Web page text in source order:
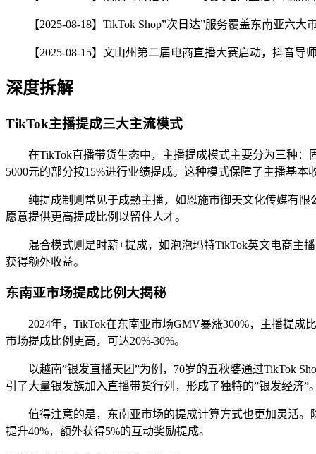
【2025-08-18】TikTok Shop”次日达”服务覆盖东南亚六
【2025-08-15】文山州第二届电商直播大赛启动，抖音
深度拆解
TikTok主播提成三大主流模式
在TikTok直播带货生态中，主播提成模式主要分为三种
5000元的部分按15%进行业绩提成。这种模式保障了主播基
纯提成制则常见于成熟主播，如恩施市御天文化传媒有
愿意提供更高提成比例以留住人才。
混合模式则是时薪+提成，如泡泡玛特TikTok英文电商主
获得额外收益。
东南亚市场提成比例大揭秘
2024年，TikTok在东南亚市场GMV暴涨300%，主播提
市场提成比例更高，可达20%-30%。
以越南”银发直播天团”为例，70岁的五秋婆通过TikTok
引了大量银发族加入直播带货行列，形成了独特的”银发经济”
值得注意的是，东南亚市场的提成计算方式也更加灵活
提升40%，额外获得5%的互动奖励提成。